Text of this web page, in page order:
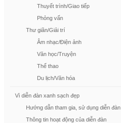
Thuyết trình/Giao tiếp
Phỏng vấn
Thư giãn/Giải trí
Âm nhạc/Điện ảnh
Văn học/Truyện
Thể thao
Du lịch/Văn hóa
Vì diễn đàn xanh sạch đẹp
Hướng dẫn tham gia, sử dụng diễn đàn
Thông tin hoạt động của diễn đàn